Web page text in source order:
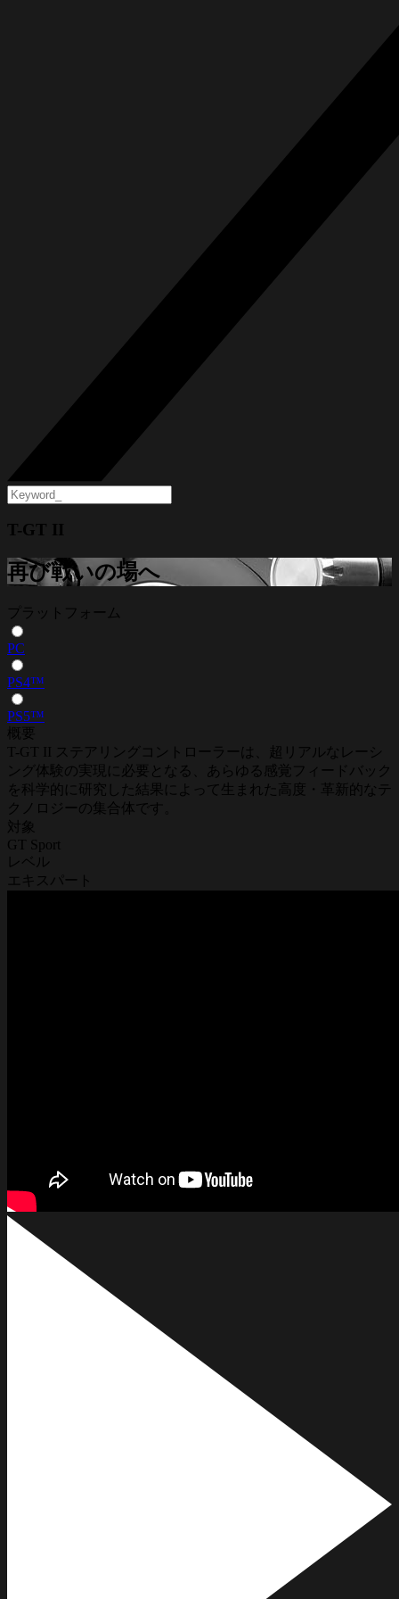
T-GT II
再び戦いの場へ
プラットフォーム
PC
PS4™
PS5™
概要
T-GT II ステアリングコントローラーは、超リアルなレーシ
ング体験の実現に必要となる、あらゆる感覚フィードバック
を科学的に研究した結果によって生まれた高度・革新的なテ
クノロジーの集合体です。
対象
GT Sport
レベル
エキスパート